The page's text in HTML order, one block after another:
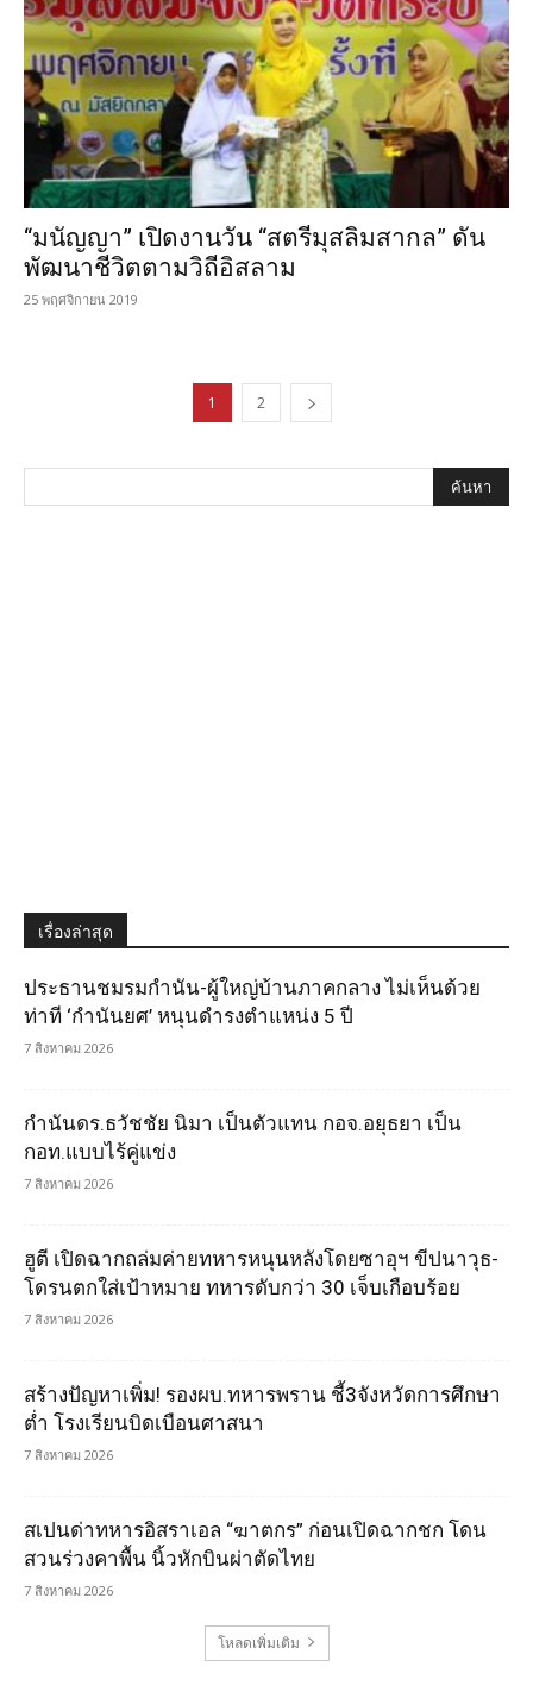
“มนัญญา” เปิดงานวัน “สตรีมุสลิมสากล” ดัน
พัฒนาชีวิตตามวิถีอิสลาม
25 พฤศจิกายน 2019
1 2
เรื่องล่าสุด
ประธานชมรมกำนัน-ผู้ใหญ่บ้านภาคกลาง ไม่เห็นด้วย
ท่าที ‘กำนันยศ’ หนุนดำรงตำแหน่ง 5 ปี
7 สิงหาคม 2026
กำนันดร.ธวัชชัย นิมา เป็นตัวแทน กอจ.อยุธยา เป็น
กอท.แบบไร้คู่แข่ง
7 สิงหาคม 2026
ฮูตี เปิดฉากถล่มค่ายทหารหนุนหลังโดยซาอุฯ ขีปนาวุธ-
โดรนตกใส่เป้าหมาย ทหารดับกว่า 30 เจ็บเกือบร้อย
7 สิงหาคม 2026
สร้างปัญหาเพิ่ม! รองผบ.ทหารพราน ชี้3จังหวัดการศึกษา
ต่ำ โรงเรียนบิดเบือนศาสนา
7 สิงหาคม 2026
สเปนด่าทหารอิสราเอล “ฆาตกร” ก่อนเปิดฉากชก โดน
สวนร่วงคาพื้น นิ้วหักบินผ่าตัดไทย
7 สิงหาคม 2026
โหลดเพิ่มเติม